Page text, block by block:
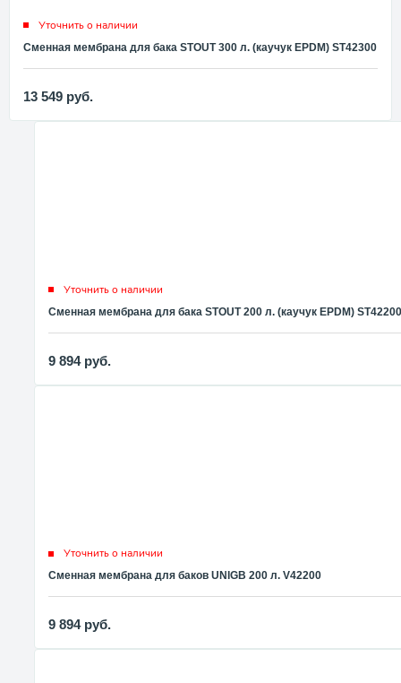
Уточнить о наличии
Сменная мембрана для бака STOUT 300 л. (каучук EPDM) ST42300
13 549 руб.
Уточнить о наличии
Сменная мембрана для бака STOUT 200 л. (каучук EPDM) ST42200
9 894 руб.
Уточнить о наличии
Сменная мембрана для баков UNIGB 200 л. V42200
9 894 руб.